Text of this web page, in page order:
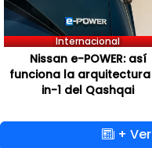
Internacional
Nissan e-POWER: así
funciona la
in-1 del Qashqai
+